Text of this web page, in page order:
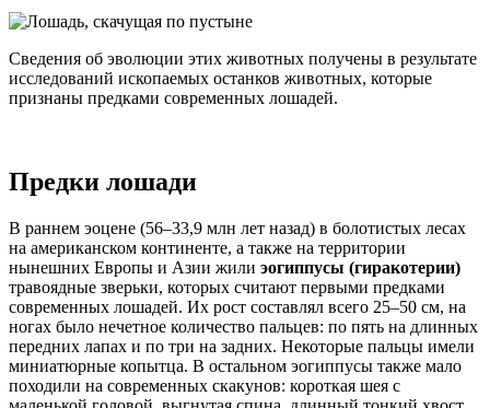
Сведения об эволюции этих животных получены в результате
исследований ископаемых останков животных, которые
признаны предками современных лошадей.
Предки лошади
В раннем эоцене (56–33,9 млн лет назад) в болотистых лесах
на американском континенте, а также на территории
нынешних Европы и Азии жили эогиппусы (гиракотерии)
травоядные зверьки, которых считают первыми предками
современных лошадей. Их рост составлял всего 25–50 см, на
ногах было нечетное количество пальцев: по пять на длинных
передних лапах и по три на задних. Некоторые пальцы имели
миниатюрные копытца. В остальном эогиппусы также мало
походили на современных скакунов: короткая шея с